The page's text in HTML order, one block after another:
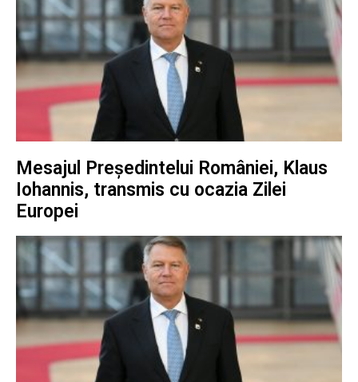
Mesajul Președintelui României, Klaus
Iohannis, transmis cu ocazia Zilei
Europei